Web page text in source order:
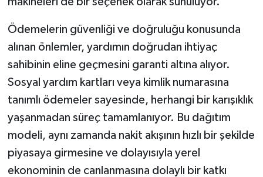
Ödemelerin güvenliği ve doğruluğu konusunda
alınan önlemler, yardımın doğrudan ihtiyaç
sahibinin eline geçmesini garanti altına alıyor.
Sosyal yardım kartları veya kimlik numarasına
tanımlı ödemeler sayesinde, herhangi bir karışıklık
yaşanmadan süreç tamamlanıyor. Bu dağıtım
modeli, aynı zamanda nakit akışının hızlı bir şekilde
piyasaya girmesine ve dolayısıyla yerel
ekonominin de canlanmasına dolaylı bir katkı